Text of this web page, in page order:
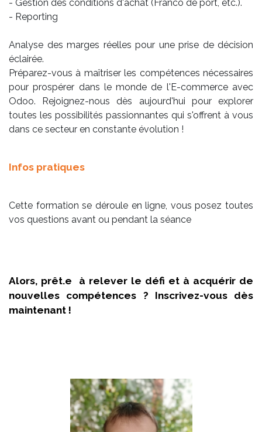
- Gestion des conditions d'achat (Franco de port, etc.).
- Reporting
Analyse des marges réelles pour une prise de décision
éclairée.
Préparez-vous à maîtriser les compétences nécessaires
pour prospérer dans le monde de l'E-commerce avec
Odoo. Rejoignez-nous dès aujourd'hui pour explorer
toutes les possibilités passionnantes qui s'offrent à vous
dans ce secteur en constante évolution !
Infos pratiques
Cette formation se déroule en ligne, vous posez toutes
vos questions avant ou pendant la séance
Alors, prêt.e à relever le défi et à acquérir de
nouvelles compétences ? Inscrivez-vous dès
maintenant !